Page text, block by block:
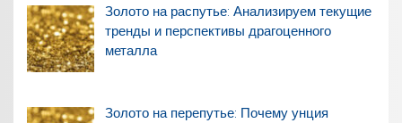
Золото на распутье: Анализируем текущие
тренды и перспективы драгоценного
металла
Золото на перепутье: Почему унция